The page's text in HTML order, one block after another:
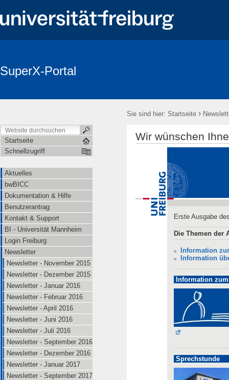
SuperX-Portal
Sie sind hier: Startseite ›
Startseite
Schnellzugriff
Aktuelles
bwBICC
Dokumentation & Hilfe
Benutzerantrag
Kontakt & Support
BI - Universität Mannheim
Login Freiburg
Newsletter
Newsletter - November 2015
Newsletter - Dezember 2015
Newsletter - Januar 2016
Newsletter - Februar 2016
Newsletter - April 2016
Newsletter - Juni 2016
Newsletter - Juli 2016
Newsletter - September 2016
Newsletter - Dezember 2016
Newsletter - Januar 2017
Newsletter - September 2017
Wir wünschen
Erste Ausgabe
Die Themen der
Information
Information
Information
Sprechstunde